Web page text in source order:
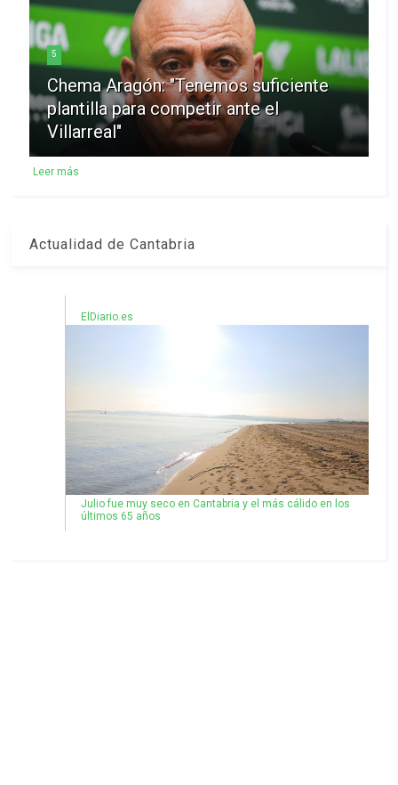
5
Chema Aragón: "Tenemos suficiente
plantilla para competir ante el
Villarreal"
Leer más
Actualidad de Cantabria
ElDiario.es
Julio fue muy seco en Cantabria y el más cálido en los
últimos 65 años